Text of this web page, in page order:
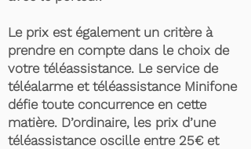
Le prix est également un critère à
prendre en compte dans le choix de
votre téléassistance. Le service de
téléalarme et téléassistance Minifone
défie toute concurrence en cette
matière. D’ordinaire, les prix d’une
téléassistance oscille entre 25€ et